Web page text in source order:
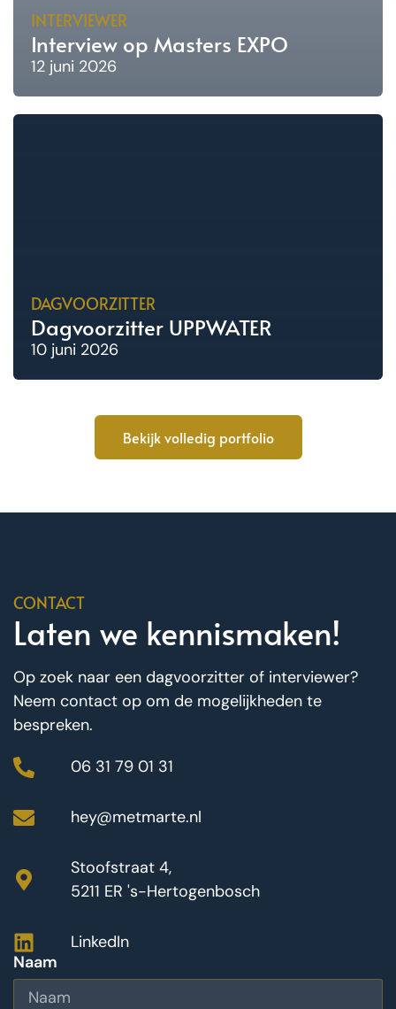
INTERVIEWER
Interview op Masters EXPO
12 juni 2026
DAGVOORZITTER
Dagvoorzitter UPPWATER
10 juni 2026
Bekijk volledig portfolio
CONTACT
Laten we kennismaken!
Op zoek naar een dagvoorzitter of interviewer?
Neem contact op om de mogelijkheden te
bespreken.
06 31 79 01 31
hey@metmarte.nl
Stoofstraat 4,
5211 ER 's-Hertogenbosch
LinkedIn
Naam